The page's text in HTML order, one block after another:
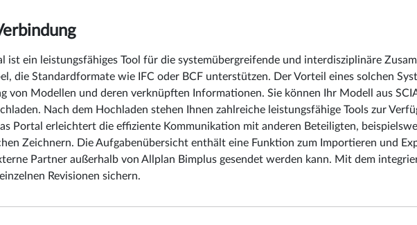
ist ein leistungsfähiges Tool für die systemübergreifende und interdisziplinäre
die Standardformate wie IFC oder BCF unterstützen. Der Vorteil eines solchen
von Modellen und deren verknüpften Informationen. Sie können Ihr Modell aus
Nach dem Hochladen stehen Ihnen zahlreiche leistungsfähige Tools zur
Portal erleichtert die effiziente Kommunikation mit anderen Beteiligten,
Zeichnern. Die Aufgabenübersicht enthält eine Funktion zum Importieren und
Partner außerhalb von Allplan Bimplus gesendet werden kann. Mit dem
Revisionen sichern.